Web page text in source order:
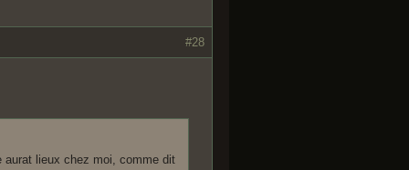
#28
aurat lieux chez moi, comme dit